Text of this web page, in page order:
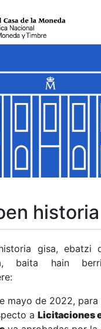
historia
gisa, ebatzi
baita hain
mayo de 2022, para
a Licitaciones